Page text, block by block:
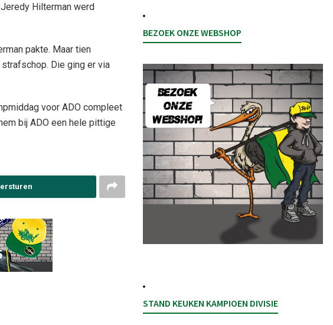
Hilterman werd
pakte. Maar tien
Die ging er via
voor ADO compleet
bij ADO een hele pittige
BEZOEK ONZE WEBSHOP
STAND KEUKEN KAMPIOEN DIVISIE